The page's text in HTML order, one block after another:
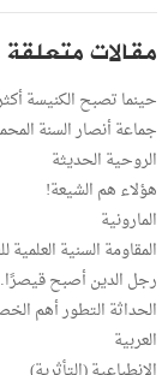
مقالات متعلقة
حينما تصبح الكنيسة
جماعة أنصار السنة
الروحية الحديثة
هؤلاء هم الشيعة!
المارونية
المقاومة السنية
رجل الدين أصبح
الحداثة التطور أهم
العربية